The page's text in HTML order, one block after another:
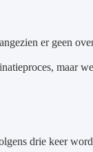
er geen
maar
drie keer